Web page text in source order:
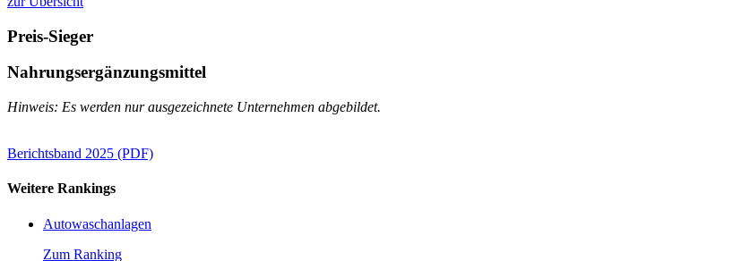
Preis-Sieger
Nahrungsergänzungsmittel
Hinweis: Es werden nur ausgezeichnete Unternehmen abgebildet.
Berichtsband 2025 (PDF)
Weitere Rankings
Autowaschanlagen
Zum Ranking